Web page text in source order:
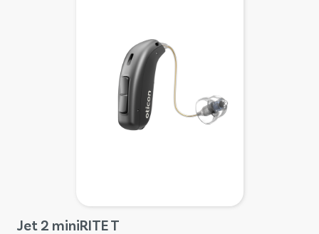
Jet 2 miniRITE T